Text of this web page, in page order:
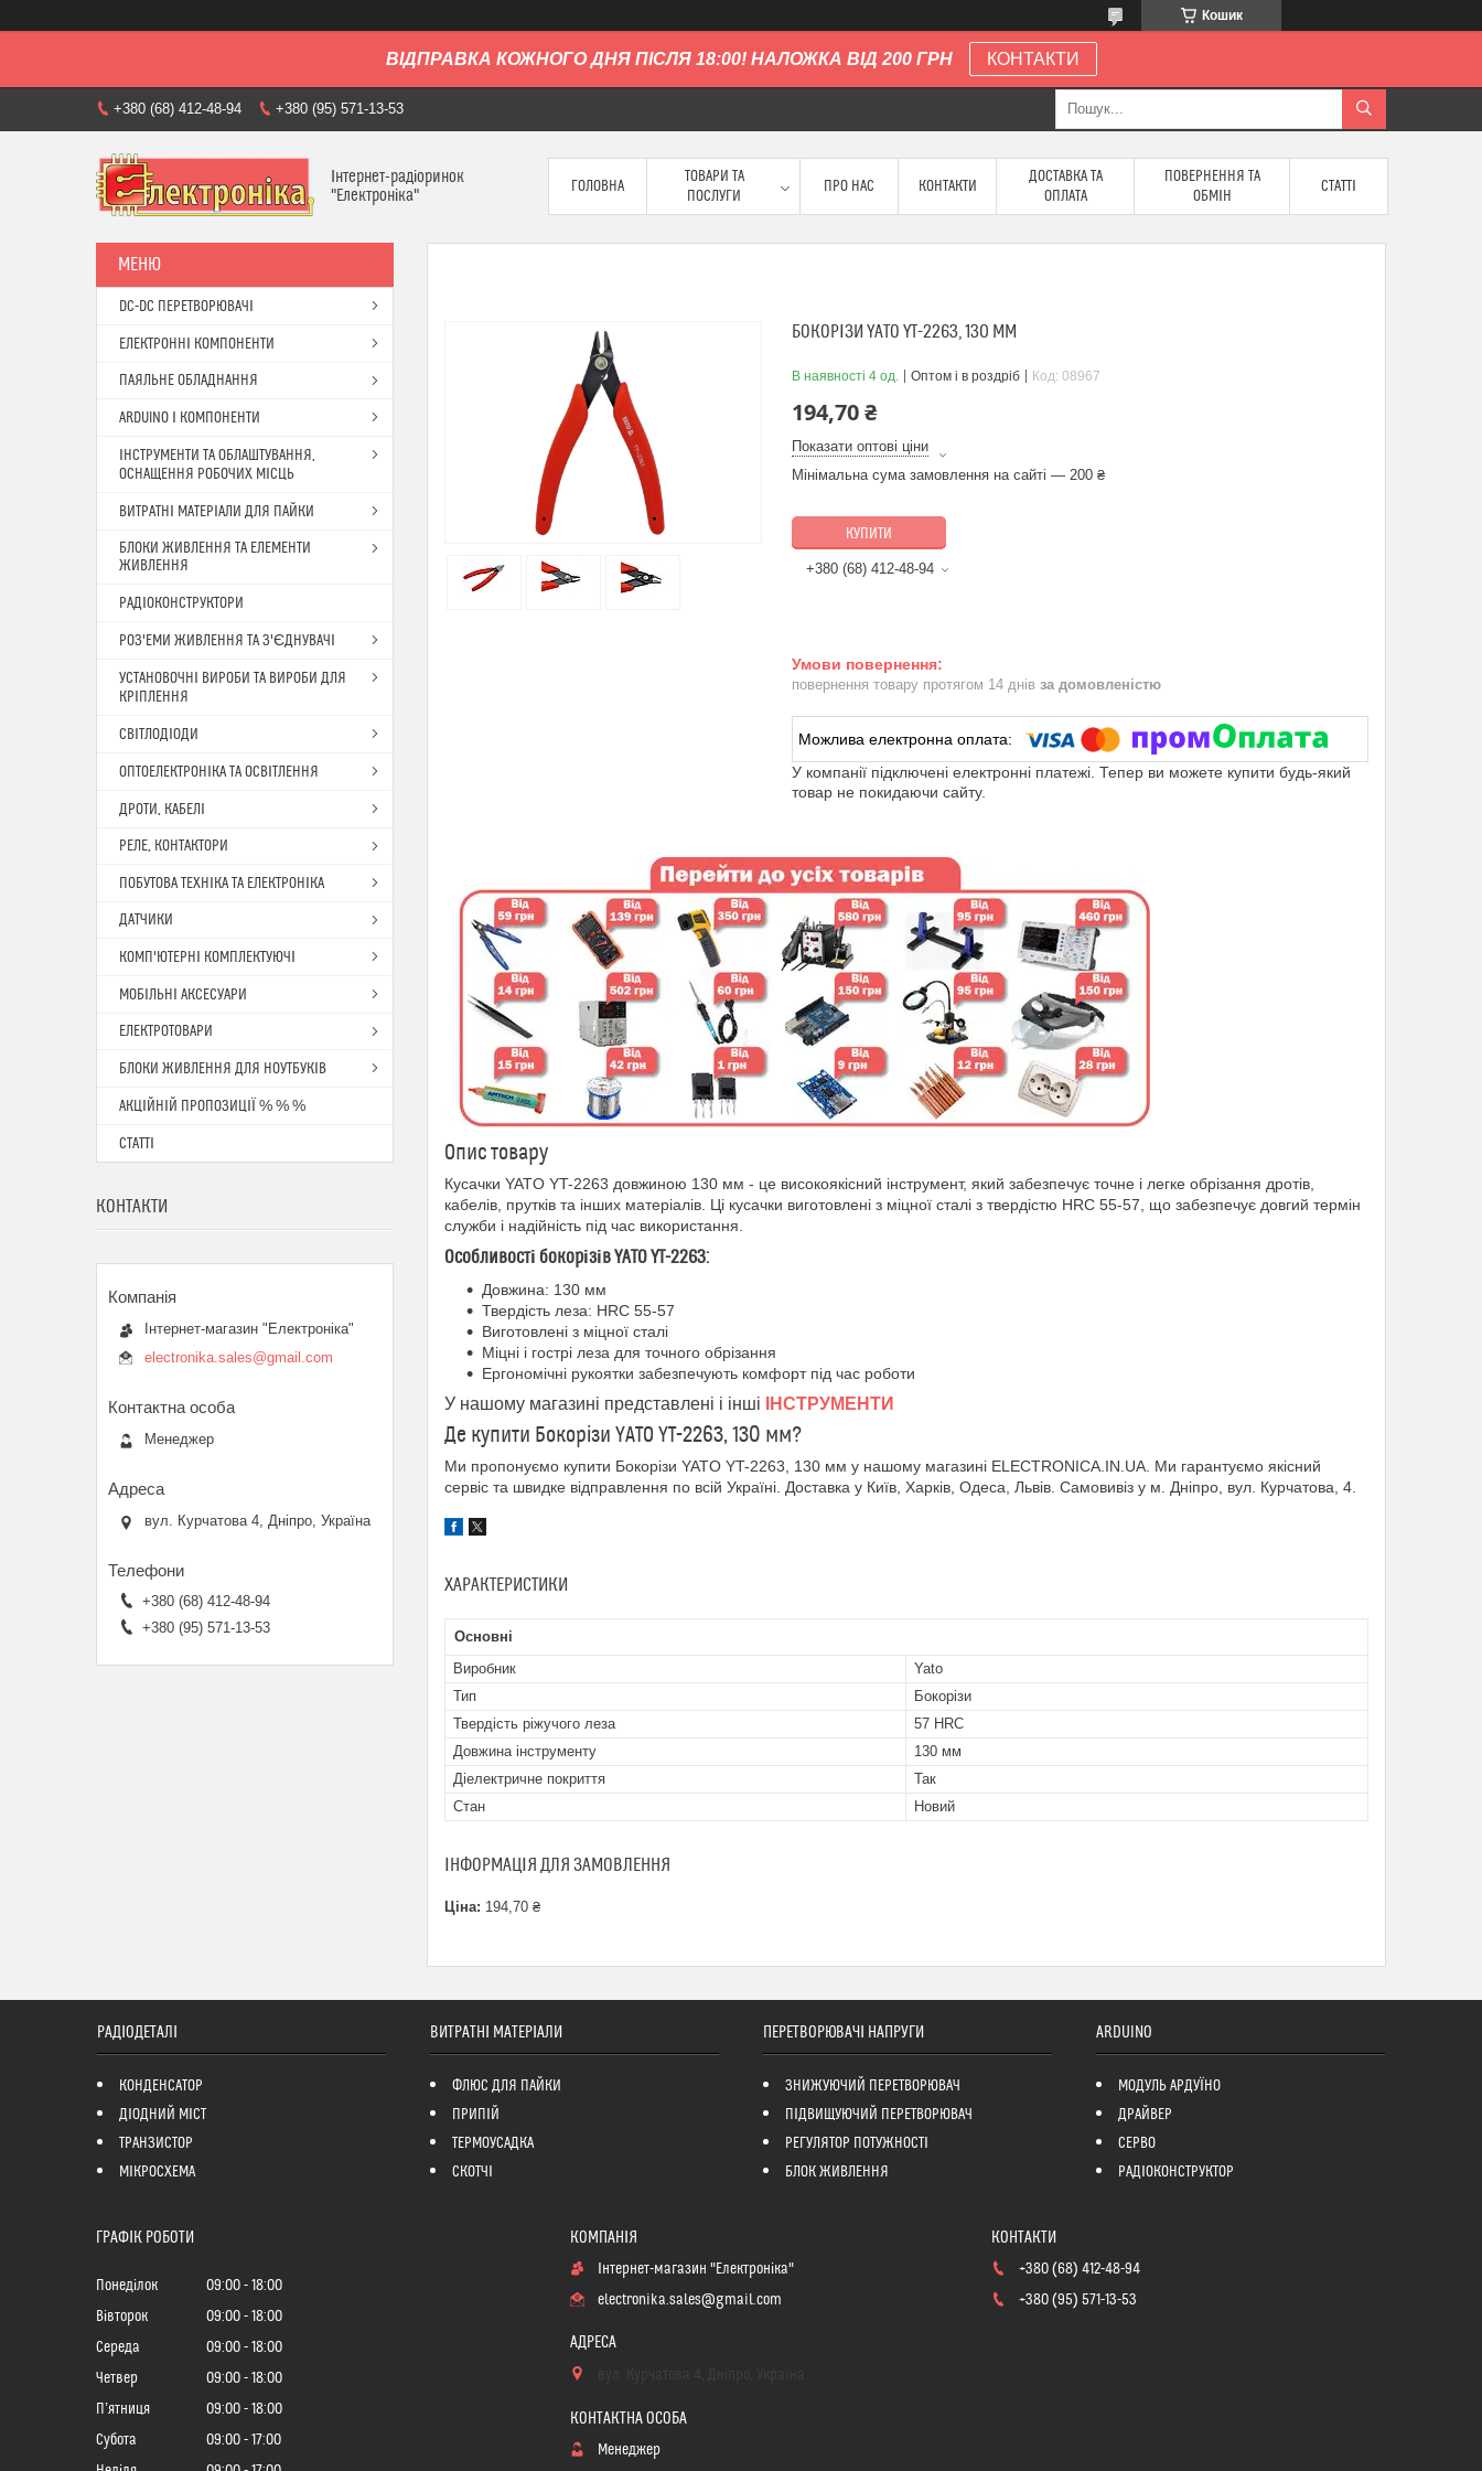
Кошик
ВІДПРАВКА КОЖНОГО ДНЯ ПІСЛЯ 18:00! НАЛОЖКА ВІД 200 ГРН КОНТАКТИ
+380 (68) 412-48-94 +380 (95) 571-13-53
Інтернет-радіоринок
"Електроніка"
ГОЛОВНА
ТОВАРИ ТА
ПОСЛУГИ
ПРО НАС КОНТАКТИ
ДОСТАВКА ТА
ОПЛАТА
ПОВЕРНЕННЯ ТА
ОБМІН
СТАТТІ
БОКОРІЗИ YATO YT-2263, 130 ММ
В наявності 4 од. Оптом і в роздріб Код: 08967
194,70 ₴
Показати оптові ціни
Мінімальна сума замовлення на сайті — 200 ₴
КУПИТИ
+380 (68) 412-48-94
повернення товару протягом 14 днів за домовленістю
У компанії підключені електронні платежі. Тепер ви можете купити будь-який
товар не покидаючи сайту.
Опис товару
Кусачки YATO YT-2263 довжиною 130 мм - це високоякісний інструмент, який забезпечує точне і легке обрізання дротів,
кабелів, прутків та інших матеріалів. Ці кусачки виготовлені з міцної сталі з твердістю HRC 55-57, що забезпечує довгий термін
служби і надійність під час використання.
Особливості бокорізів YATO YT-2263:
Довжина: 130 мм
Твердість леза: HRC 55-57
Виготовлені з міцної сталі
Міцні і гострі леза для точного обрізання
Ергономічні рукоятки забезпечують комфорт під час роботи
У нашому магазині представлені і інші ІНСТРУМЕНТИ
Де купити Бокорізи YATO YT-2263, 130 мм?
Ми пропонуємо купити Бокорізи YATO YT-2263, 130 мм у нашому магазині ELECTRONICA.IN.UA. Ми гарантуємо якісний
сервіс та швидке відправлення по всій Україні. Доставка у Київ, Харків, Одеса, Львів. Самовивіз у м. Дніпро, вул. Курчатова, 4.
ХАРАКТЕРИСТИКИ
Основні
Виробник
Yato
Тип
Бокорізи
Твердість ріжучого леза
57 HRC
Довжина інструменту
130 мм
Діелектричне покриття
Так
Стан
Новий
ІНФОРМАЦІЯ ДЛЯ ЗАМОВЛЕННЯ
Ціна: 194,70 ₴
DC-DC ПЕРЕТВОРЮВАЧІ
ЕЛЕКТРОННІ КОМПОНЕНТИ
ПАЯЛЬНЕ ОБЛАДНАННЯ
ARDUINO І КОМПОНЕНТИ
ІНСТРУМЕНТИ ТА ОБЛАШТУВАННЯ,
ОСНАЩЕННЯ РОБОЧИХ МІСЦЬ
ВИТРАТНІ МАТЕРІАЛИ ДЛЯ ПАЙКИ
БЛОКИ ЖИВЛЕННЯ ТА ЕЛЕМЕНТИ
ЖИВЛЕННЯ
РАДІОКОНСТРУКТОРИ
РОЗ'ЕМИ ЖИВЛЕННЯ ТА З'ЄДНУВАЧІ
УСТАНОВОЧНІ ВИРОБИ ТА ВИРОБИ ДЛЯ
КРІПЛЕННЯ
СВІТЛОДІОДИ
ОПТОЕЛЕКТРОНІКА ТА ОСВІТЛЕННЯ
ДРОТИ, КАБЕЛІ
РЕЛЕ, КОНТАКТОРИ
ПОБУТОВА ТЕХНІКА ТА ЕЛЕКТРОНІКА
ДАТЧИКИ
КОМП'ЮТЕРНІ КОМПЛЕКТУЮЧІ
МОБІЛЬНІ АКСЕСУАРИ
ЕЛЕКТРОТОВАРИ
БЛОКИ ЖИВЛЕННЯ ДЛЯ НОУТБУКІВ
АКЦІЙНІЙ ПРОПОЗИЦІЇ % % %
СТАТТІ
КОНТАКТИ
Інтернет-магазин "Електроніка"
electronika.sales@gmail.com
Менеджер
вул. Курчатова 4, Дніпро, Україна
+380 (68) 412-48-94
+380 (95) 571-13-53
РАДІОДЕТАЛІ
КОНДЕНСАТОР
ДІОДНИЙ МІСТ
ТРАНЗИСТОР
МІКРОСХЕМА
ВИТРАТНІ МАТЕРІАЛИ
ФЛЮС ДЛЯ ПАЙКИ
ПРИПІЙ
ТЕРМОУСАДКА
СКОТЧІ
ПЕРЕТВОРЮВАЧІ НАПРУГИ
ЗНИЖУЮЧИЙ ПЕРЕТВОРЮВАЧ
ПІДВИЩУЮЧИЙ ПЕРЕТВОРЮВАЧ
РЕГУЛЯТОР ПОТУЖНОСТІ
БЛОК ЖИВЛЕННЯ
ARDUINO
МОДУЛЬ АРДУЇНО
ДРАЙВЕР
СЕРВО
РАДІОКОНСТРУКТОР
ГРАФІК РОБОТИ
Понеділок 09:00
18:00
Вівторок
09:00
18:00
Середа
09:00
18:00
Четвер
09:00
18:00
Пʼятниця
09:00
18:00
Субота
09:00
17:00
Інтернет-магазин "Електроніка"
electronika.sales@gmail.com
Менеджер
+380 (68) 412-48-94
+380 (95) 571-13-53